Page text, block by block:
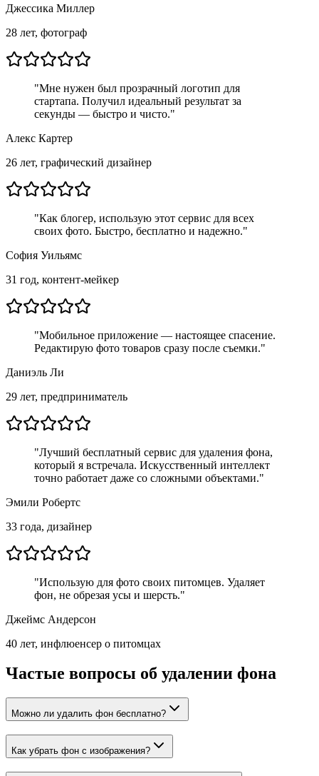
Джессика Миллер
28 лет, фотограф
"Мне нужен был прозрачный логотип для
стартапа. Получил идеальный результат за
секунды — быстро и чисто."
Алекс Картер
26 лет, графический дизайнер
"Как блогер, использую этот сервис для всех
своих фото. Быстро, бесплатно и надежно."
София Уильямс
31 год, контент-мейкер
"Мобильное приложение — настоящее спасение.
Редактирую фото товаров сразу после съемки."
Даниэль Ли
29 лет, предприниматель
"Лучший бесплатный сервис для удаления фона,
который я встречала. Искусственный интеллект
точно работает даже со сложными объектами."
Эмили Робертс
33 года, дизайнер
"Использую для фото своих питомцев. Удаляет
фон, не обрезая усы и шерсть."
Джеймс Андерсон
40 лет, инфлюенсер о питомцах
Частые вопросы об удалении фона
Можно ли удалить фон бесплатно?
Как убрать фон с изображения?